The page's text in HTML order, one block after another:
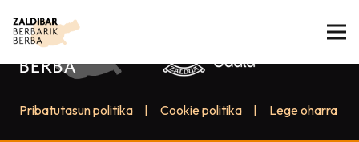
Pribatutasun politika Cookie politika Lege oharra